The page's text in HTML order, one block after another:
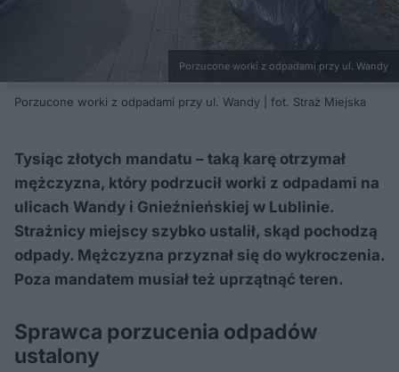
Porzucone worki z odpadami przy ul. Wandy
Porzucone worki z odpadami przy ul. Wandy | fot. Straż Miejska
Tysiąc złotych mandatu – taką karę otrzymał
mężczyzna, który podrzucił worki z odpadami na
ulicach Wandy i Gnieźnieńskiej w Lublinie.
Strażnicy miejscy szybko ustalił, skąd pochodzą
odpady. Mężczyzna przyznał się do wykroczenia.
Poza mandatem musiał też uprzątnąć teren.
Sprawca porzucenia odpadów
ustalony